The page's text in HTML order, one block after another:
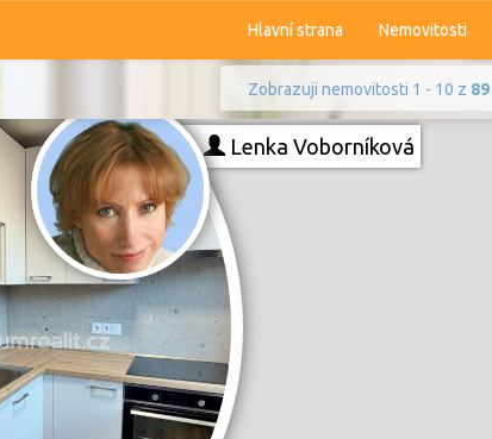
Hlavní strana Nemovitosti
Zobrazuji nemovitosti 1 - 10 z 89
Prodej i pronájem
Typ Typ
Lenka Voborníková